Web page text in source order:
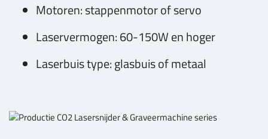
Motoren: stappenmotor of servo
Laservermogen: 60-150W en hoger
Laserbuis type: glasbuis of metaal